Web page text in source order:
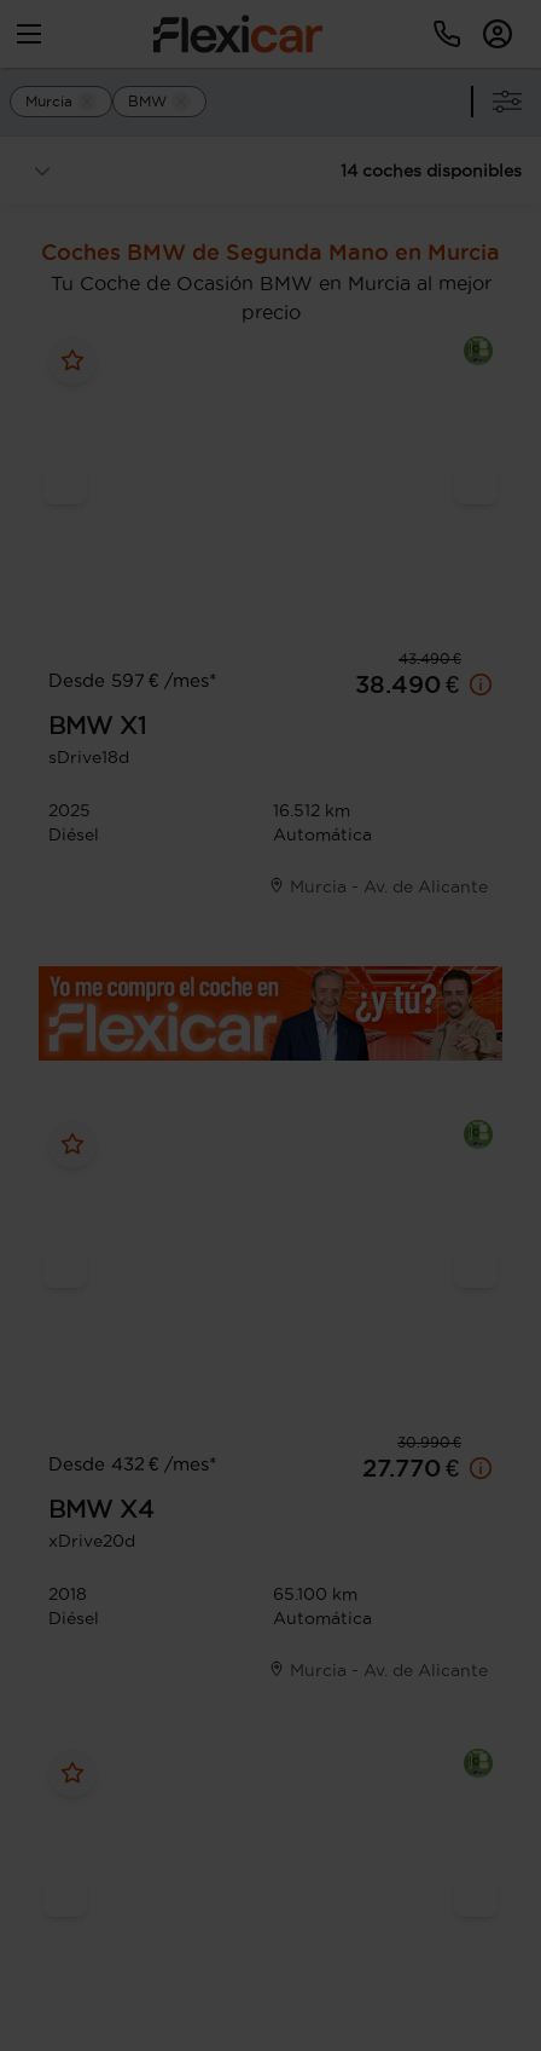
Murcia BMW
14 coches disponibles
Coches BMW de Segunda Mano en Murcia
Tu Coche de Ocasión BMW en Murcia al mejor
precio
43.490 €
Desde 597 € /mes*
38.490 €
BMW X1
sDrive18d
2025
16.512 km
Diésel
Automática
Murcia - Av. de Alicante
30.990 €
Desde 432 € /mes*
27.770 €
BMW X4
xDrive20d
2018
65.100 km
Diésel
Automática
Murcia - Av. de Alicante